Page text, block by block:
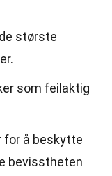
største
som feilaktig
for å beskytte
bevisstheten